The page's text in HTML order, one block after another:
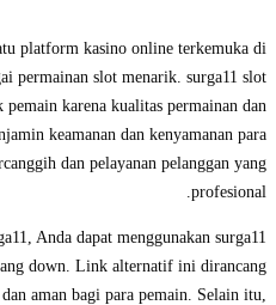
platform kasino online terkemuka di
permainan slot menarik. surga11 slot
karena kualitas permainan dan
keamanan dan kenyamanan para
dan pelayanan pelanggan yang
profesional.
Anda dapat menggunakan surga11
down. Link alternatif ini dirancang
aman bagi para pemain. Selain itu,